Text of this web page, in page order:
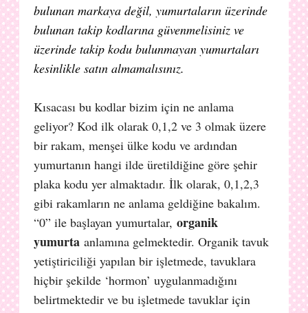
bulunan markaya değil, yumurtaların üzerinde
bulunan takip kodlarına güvenmelisiniz ve
üzerinde takip kodu bulunmayan yumurtaları
kesinlikle satın almamalısınız.
Kısacası bu kodlar bizim için ne anlama
geliyor? Kod ilk olarak 0,1,2 ve 3 olmak üzere
bir rakam, menşei ülke kodu ve ardından
yumurtanın hangi ilde üretildiğine göre şehir
plaka kodu yer almaktadır. İlk olarak, 0,1,2,3
gibi rakamların ne anlama geldiğine bakalım.
“0” ile başlayan yumurtalar, organik
yumurta anlamına gelmektedir. Organik tavuk
yetiştiriciliği yapılan bir işletmede, tavuklara
hiçbir şekilde ‘hormon’ uygulanmadığını
belirtmektedir ve bu işletmede tavuklar için